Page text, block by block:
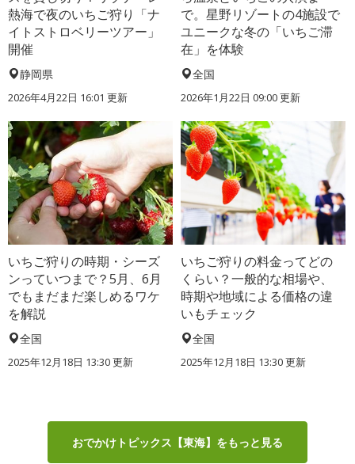
熱海で夜のいちご狩り「ナ
イトストロベリーツアー」
開催
静岡県
2026年4月22日 16:01 更新
で。星野リゾートの4施設で
ユニークな冬の「いちご滞
在」を体験
全国
2026年1月22日 09:00 更新
いちご狩りの時期・シーズ
ンっていつまで？5月、6月
でもまだまだ楽しめるワケ
を解説
全国
2025年12月18日 13:30 更新
いちご狩りの料金ってどの
くらい？一般的な相場や、
時期や地域による価格の違
いもチェック
全国
2025年12月18日 13:30 更新
おでかけトピックス【東海】をもっと見る